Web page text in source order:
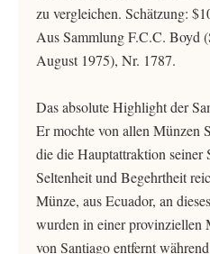
zu vergleichen. Schätzung:
Aus Sammlung F.C.C. Boyd
August 1975), Nr. 1787.
Das absolute Highlight der
Er mochte von allen Münzen
die die Hauptattraktion seiner
Seltenheit und Begehrtheit
Münze, aus Ecuador, an
wurden in einer provinziellen
von Santiago entfernt